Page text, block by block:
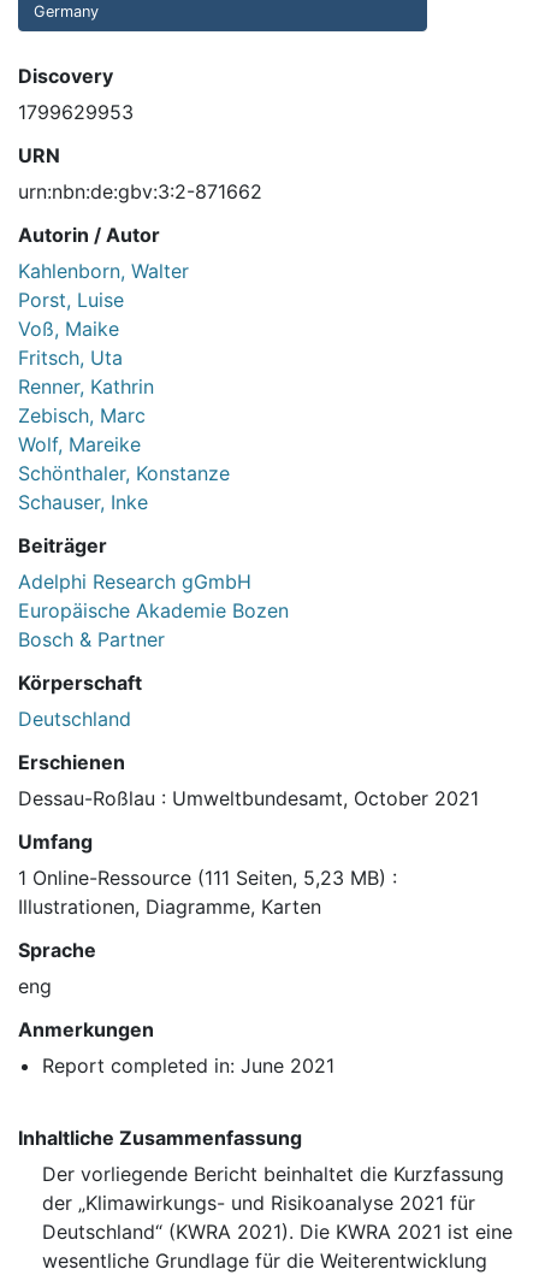
Germany
Discovery
1799629953
URN
urn:nbn:de:gbv:3:2-871662
Autorin / Autor
Kahlenborn, Walter
Porst, Luise
Voß, Maike
Fritsch, Uta
Renner, Kathrin
Zebisch, Marc
Wolf, Mareike
Schönthaler, Konstanze
Schauser, Inke
Beiträger
Adelphi Research gGmbH
Europäische Akademie Bozen
Bosch & Partner
Körperschaft
Deutschland
Erschienen
Dessau-Roßlau : Umweltbundesamt, October 2021
Umfang
1 Online-Ressource (111 Seiten, 5,23 MB) :
Illustrationen, Diagramme, Karten
Sprache
eng
Anmerkungen
Report completed in: June 2021
Inhaltliche Zusammenfassung
Der vorliegende Bericht beinhaltet die Kurzfassung
der „Klimawirkungs- und Risikoanalyse 2021 für
Deutschland“ (KWRA 2021). Die KWRA 2021 ist eine
wesentliche Grundlage für die Weiterentwicklung